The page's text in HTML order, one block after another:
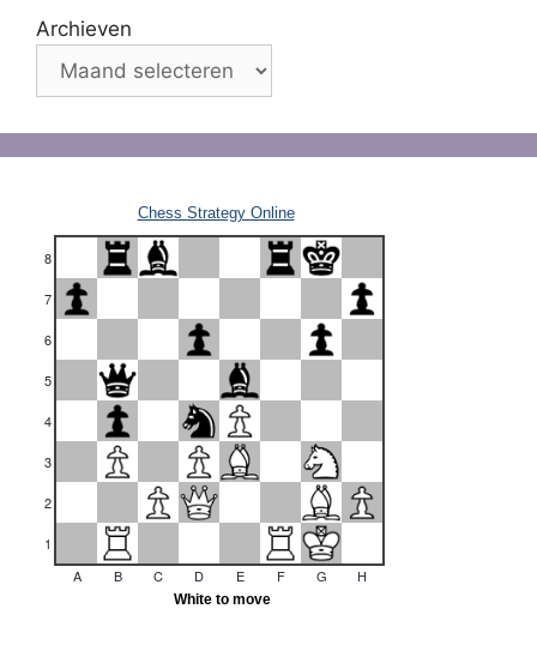
Archieven